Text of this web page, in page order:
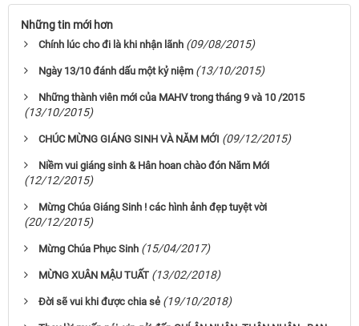
Những tin mới hơn
Chính lúc cho đi là khi nhận lãnh (09/08/2015)
Ngày 13/10 đánh dấu một kỷ niệm (13/10/2015)
Những thành viên mới của MAHV trong tháng 9 và 10 /2015
(13/10/2015)
CHÚC MỪNG GIÁNG SINH VÀ NĂM MỚI (09/12/2015)
Niềm vui giáng sinh & Hân hoan chào đón Năm Mới
(12/12/2015)
Mừng Chúa Giáng Sinh ! các hình ảnh đẹp tuyệt vời
(20/12/2015)
Mừng Chúa Phục Sinh (15/04/2017)
MỪNG XUÂN MẬU TUẤT (13/02/2018)
Đời sẽ vui khi được chia sẻ (19/10/2018)